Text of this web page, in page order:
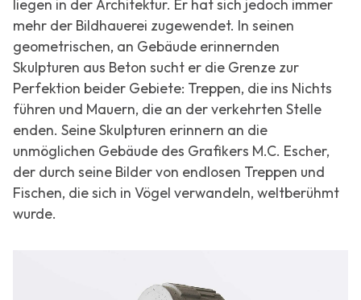
liegen in der Architektur. Er hat sich jedoch immer
mehr der Bildhauerei zugewendet. In seinen
geometrischen, an Gebäude erinnernden
Skulpturen aus Beton sucht er die Grenze zur
Perfektion beider Gebiete: Treppen, die ins Nichts
führen und Mauern, die an der verkehrten Stelle
enden. Seine Skulpturen erinnern an die
unmöglichen Gebäude des Grafikers M.C. Escher,
der durch seine Bilder von endlosen Treppen und
Fischen, die sich in Vögel verwandeln, weltberühmt
wurde.